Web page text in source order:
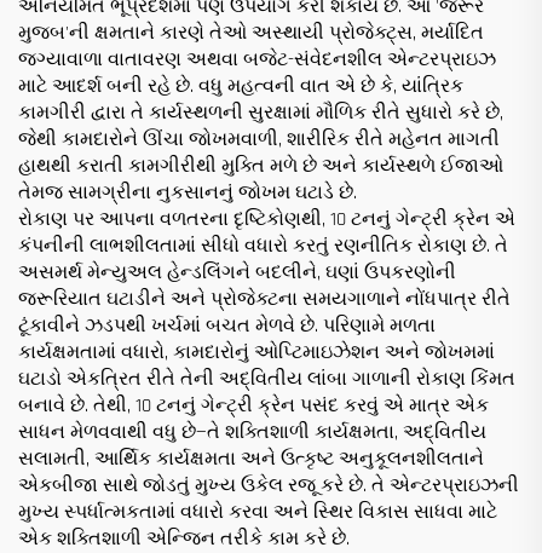
અનિયમિત ભૂપ્રદેશમાં પણ ઉપયોગ કરી શકાય છે. આ 'જરૂર
મુજબ'ની ક્ષમતાને કારણે તેઓ અસ્થાયી પ્રોજેક્ટ્સ, મર્યાદિત
જગ્યાવાળા વાતાવરણ અથવા બજેટ-સંવેદનશીલ એન્ટરપ્રાઇઝ
માટે આદર્શ બની રહે છે. વધુ મહત્વની વાત એ છે કે, યાંત્રિક
કામગીરી દ્વારા તે કાર્યસ્થળની સુરક્ષામાં મૌળિક રીતે સુધારો કરે છે,
જેથી કામદારોને ઊંચા જોખમવાળી, શારીરિક રીતે મહેનત માગતી
હાથથી કરાતી કામગીરીથી મુક્તિ મળે છે અને કાર્યસ્થળે ઈજાઓ
તેમજ સામગ્રીના નુકસાનનું જોખમ ઘટાડે છે.
રોકાણ પર આપના વળતરના દૃષ્ટિકોણથી, 10 ટનનું ગેન્ટ્રી ક્રેન એ
કંપનીની લાભશીલતામાં સીધો વધારો કરતું રણનીતિક રોકાણ છે. તે
અસમર્થ મેન્યુઅલ હેન્ડલિંગને બદલીને, ઘણાં ઉપકરણોની
જરૂરિયાત ઘટાડીને અને પ્રોજેક્ટના સમયગાળાને નોંધપાત્ર રીતે
ટૂંકાવીને ઝડપથી ખર્ચમાં બચત મેળવે છે. પરિણામે મળતા
કાર્યક્ષમતામાં વધારો, કામદારોનું ઓપ્ટિમાઇઝેશન અને જોખમમાં
ઘટાડો એકત્રિત રીતે તેની અદ્વિતીય લાંબા ગાળાની રોકાણ કિંમત
બનાવે છે. તેથી, 10 ટનનું ગેન્ટ્રી ક્રેન પસંદ કરવું એ માત્ર એક
સાધન મેળવવાથી વધુ છે—તે શક્તિશાળી કાર્યક્ષમતા, અદ્વિતીય
સલામતી, આર્થિક કાર્યક્ષમતા અને ઉત્કૃષ્ટ અનુકૂલનશીલતાને
એકબીજા સાથે જોડતું મુખ્ય ઉકેલ રજૂ કરે છે. તે એન્ટરપ્રાઇઝની
મુખ્ય સ્પર્ધાત્મકતામાં વધારો કરવા અને સ્થિર વિકાસ સાધવા માટે
એક શક્તિશાળી એન્જિન તરીકે કામ કરે છે.